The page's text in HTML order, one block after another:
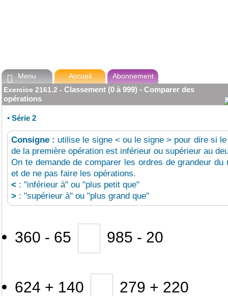
 Menu Accueil
Abonnement
Exercice 2161.2 - Classement (0 à 999) - Comparer des
opérations
• Série 2
Consigne : utilise le signe < ou le signe > pour dire si
de la première opération est inférieur ou supérieur au
On te demande de comparer les ordres de grandeur du
et de ne pas faire les opérations.
< : "inférieur à" ou "plus petit que"
> : "supérieur à" ou "plus grand que"
360 - 65 985 - 20
624 + 140 279 + 220